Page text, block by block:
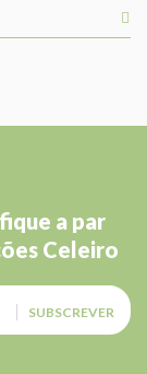
a par
Celeiro
SUBSCREVER